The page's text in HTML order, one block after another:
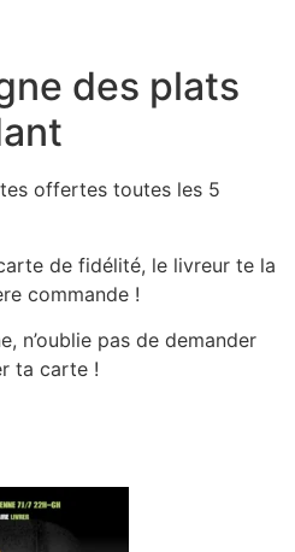
des plats
offertes toutes les 5
de fidélité, le livreur te la
commande !
n’oublie pas de demander
ta carte !